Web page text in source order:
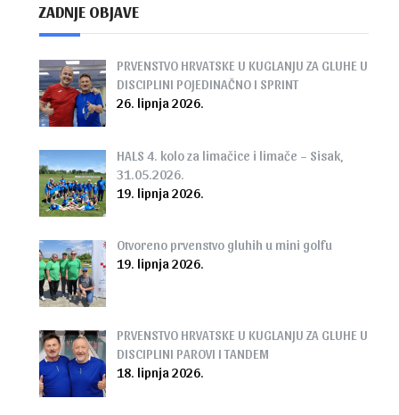
ZADNJE OBJAVE
PRVENSTVO HRVATSKE U KUGLANJU ZA GLUHE U
DISCIPLINI POJEDINAČNO I SPRINT
26. lipnja 2026.
HALS 4. kolo za limačice i limače – Sisak,
31.05.2026.
19. lipnja 2026.
Otvoreno prvenstvo gluhih u mini golfu
19. lipnja 2026.
PRVENSTVO HRVATSKE U KUGLANJU ZA GLUHE U
DISCIPLINI PAROVI I TANDEM
18. lipnja 2026.